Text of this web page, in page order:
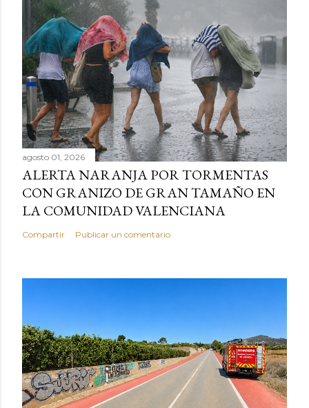
agosto 01, 2026
ALERTA NARANJA POR TORMENTAS
CON GRANIZO DE GRAN TAMAÑO EN
LA COMUNIDAD VALENCIANA
Compartir Publicar un comentario